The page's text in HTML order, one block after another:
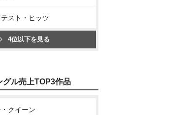
スト・ヒッツ
4位以下を見る
グル売上TOP3作品
クイーン